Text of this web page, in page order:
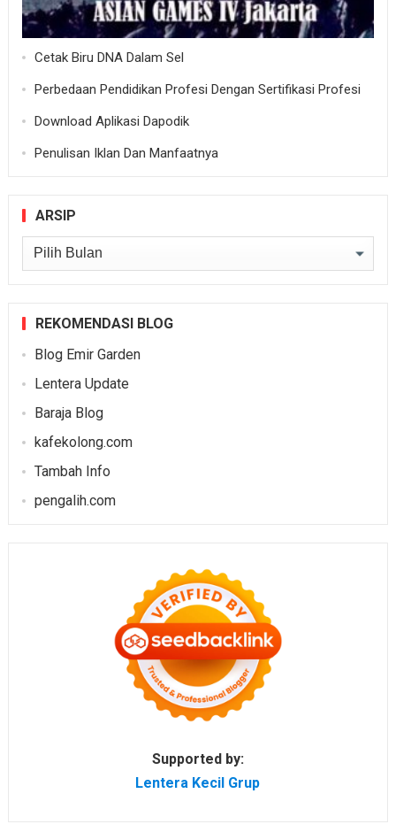
Cetak Biru DNA Dalam Sel
Perbedaan Pendidikan Profesi Dengan Sertifikasi Profesi
Download Aplikasi Dapodik
Penulisan Iklan Dan Manfaatnya
ARSIP
Arsip
REKOMENDASI BLOG
Blog Emir Garden
Lentera Update
Baraja Blog
kafekolong.com
Tambah Info
pengalih.com
Supported by:
Lentera Kecil Grup